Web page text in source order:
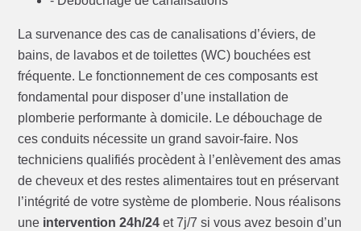
La survenance des cas de canalisations d’éviers, de
bains, de lavabos et de toilettes (WC) bouchées est
fréquente. Le fonctionnement de ces composants est
fondamental pour disposer d’une installation de
plomberie performante à domicile. Le débouchage de
ces conduits nécessite un grand savoir-faire. Nos
techniciens qualifiés procèdent à l’enlèvement des amas
de cheveux et des restes alimentaires tout en préservant
l’intégrité de votre système de plomberie. Nous réalisons
une intervention 24h/24 et 7j/7 si vous avez besoin d’un